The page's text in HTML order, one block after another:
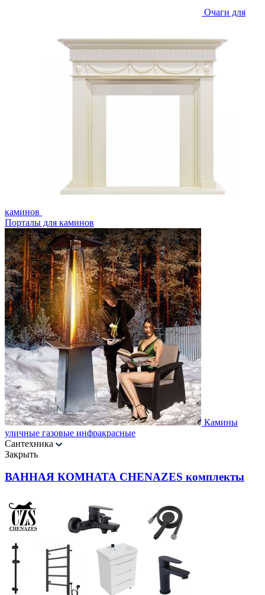
Очаги для
каминов
Порталы для каминов
Камины
уличные газовые инфракрасные
Сантехника
Закрыть
ВАННАЯ КОМНАТА CHENAZES комплекты